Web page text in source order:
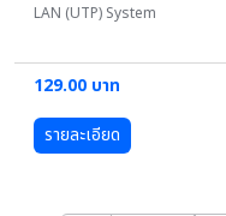
LAN (UTP) System
129.00 บาท
รายละเอียด